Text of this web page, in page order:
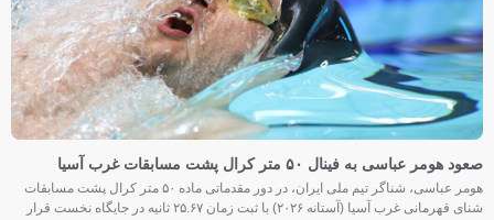
صعود هومر عباسی به فینال ۵۰ متر کرال پشت مسابقات غرب آسیا
هومر عباسی، شناگر تیم ملی ایران، در دور مقدماتی ماده ۵۰ متر کرال پشت مسابقات
شنای قهرمانی غرب آسیا (آستانه ۲۰۲۶) با ثبت زمان ۲۵.۶۷ ثانیه در جایگاه نخست قرار